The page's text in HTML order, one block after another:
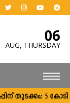
06
AUG, THURSDAY
തുടക്കം; 5 കോടി